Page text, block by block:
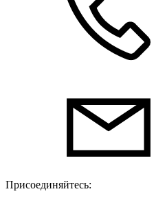
Присоединяйтесь: